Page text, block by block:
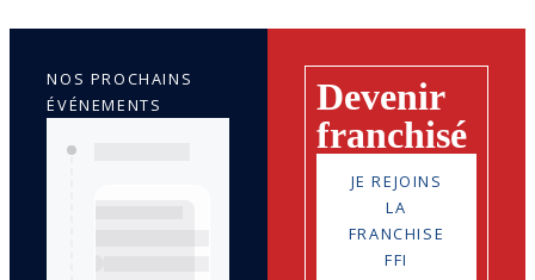
Devenir
franchisé
JE REJOINS
LA
FRANCHISE
FFI
NOS PROCHAINS
ÉVÉNEMENTS